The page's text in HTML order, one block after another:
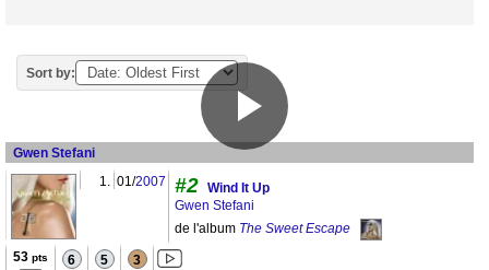
Sort by:
Gwen Stefani
1. 01/2007 #2 Wind It Up
Gwen Stefani
de l'album The Sweet Escape
53 pts 6 5 3